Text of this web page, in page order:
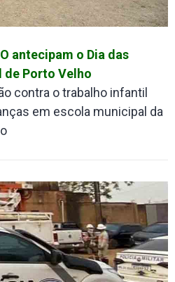
antecipam o Dia das
de Porto Velho
contra o trabalho infantil
em escola municipal da